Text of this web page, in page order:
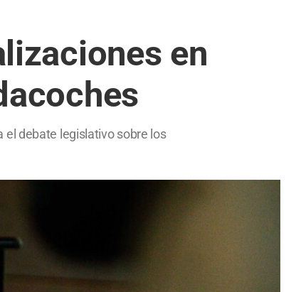
en
el debate legislativo sobre los